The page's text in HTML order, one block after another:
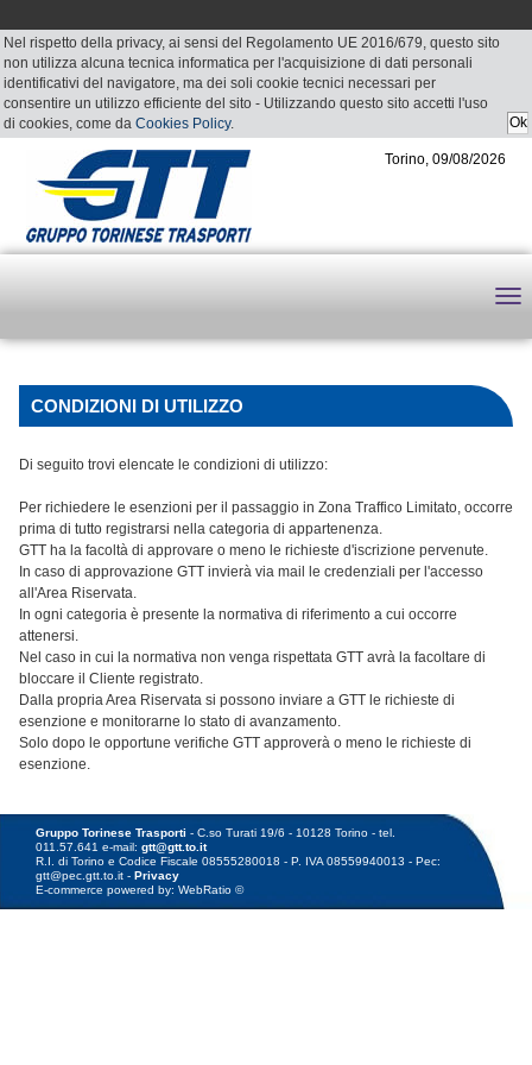
Nel rispetto della privacy, ai sensi del Regolamento UE 2016/679, questo sito
non utilizza alcuna tecnica informatica per l'acquisizione di dati personali
identificativi del navigatore, ma dei soli cookie tecnici necessari per
consentire un utilizzo efficiente del sito - Utilizzando questo sito accetti l'uso
di cookies, come da Cookies Policy.
Torino, 09/08/2026
CONDIZIONI DI UTILIZZO
Di seguito trovi elencate le condizioni di utilizzo:
Per richiedere le esenzioni per il passaggio in Zona Traffico Limitato, occorre
prima di tutto registrarsi nella categoria di appartenenza.
GTT ha la facoltà di approvare o meno le richieste d'iscrizione pervenute.
In caso di approvazione GTT invierà via mail le credenziali per l'accesso
all'Area Riservata.
In ogni categoria è presente la normativa di riferimento a cui occorre
attenersi.
Nel caso in cui la normativa non venga rispettata GTT avrà la facoltare di
bloccare il Cliente registrato.
Dalla propria Area Riservata si possono inviare a GTT le richieste di
esenzione e monitorarne lo stato di avanzamento.
Solo dopo le opportune verifiche GTT approverà o meno le richieste di
esenzione.
Gruppo Torinese Trasporti - C.so Turati 19/6 - 10128 Torino - tel.
011.57.641 e-mail:gtt@gtt.to.it
R.I. di Torino e Codice Fiscale 08555280018 - P. IVA 08559940013 - Pec:
gtt@pec.gtt.to.it -Privacy
E-commerce powered by: WebRatio ©